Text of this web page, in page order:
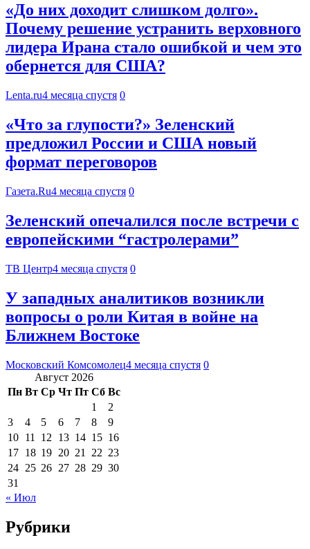
«До них доходит слишком долго».
Почему решение устранить верховного
лидера Ирана стало ошибкой и чем это
обернется для США?
Lenta.ru4 месяца спустя 0
«Что за глупости?» Зеленский
предложил России и США новый
формат переговоров
Газета.Ru4 месяца спустя 0
Зеленский опечалился после встречи с
европейскими “гастролерами”
ТВ Центр4 месяца спустя 0
У западных аналитиков возникли
вопросы о роли Китая в войне на
Ближнем Востоке
Московский Комсомолец4 месяца спустя 0
Август 2026
Пн Вт Ср Чт Пт Сб Вс
1
2
3
4 5 6 7 8
9
10 11 12 13 14 15 16
17 18 19 20 21 22 23
24 25 26 27 28 29 30
31
« Июл
Рубрики